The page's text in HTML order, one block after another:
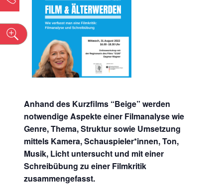
Anhand des Kurzfilms “Beige” werden
notwendige Aspekte einer Filmanalyse wie
Genre, Thema, Struktur sowie Umsetzung
mittels Kamera, Schauspieler*innen, Ton,
Musik, Licht untersucht und mit einer
Schreibübung zu einer Filmkritik
zusammengefasst.